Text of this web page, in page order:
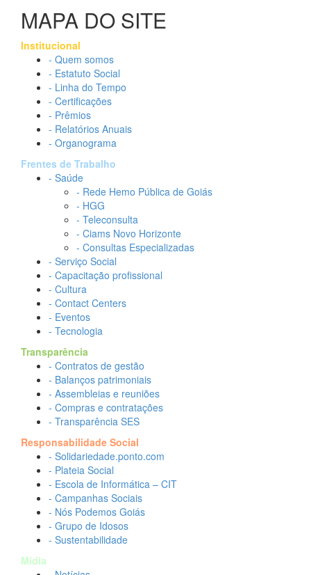
MAPA DO SITE
Institucional
- Quem somos
- Estatuto Social
- Linha do Tempo
- Certificações
- Prêmios
- Relatórios Anuais
- Organograma
Frentes de Trabalho
- Saúde
- Rede Hemo Pública de Goiás
- HGG
- Teleconsulta
- Ciams Novo Horizonte
- Consultas Especializadas
- Serviço Social
- Capacitação profissional
- Cultura
- Contact Centers
- Eventos
- Tecnologia
Transparência
- Contratos de gestão
- Balanços patrimoniais
- Assembleias e reuniões
- Compras e contratações
- Transparência SES
Responsabilidade Social
- Solidariedade.ponto.com
- Plateia Social
- Escola de Informática – CIT
- Campanhas Sociais
- Nós Podemos Goiás
- Grupo de Idosos
- Sustentabilidade
Mídia